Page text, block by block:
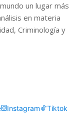
un lugar más
en materia
Criminología y
Instagram
Tiktok